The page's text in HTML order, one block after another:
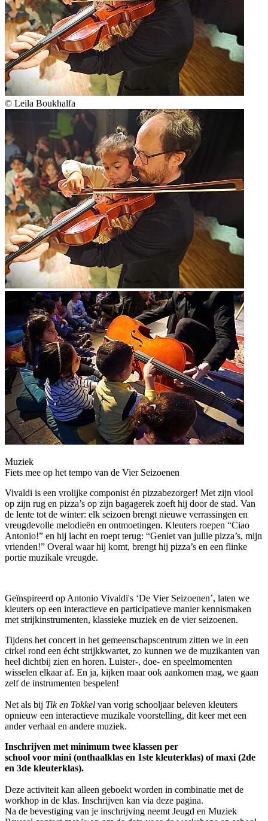
© Leila Boukhalfa
Muziek
Fiets mee op het tempo van de Vier Seizoenen
Vivaldi is een vrolijke componist én pizzabezorger! Met zijn viool
op zijn rug en pizza’s op zijn bagagerek zoeft hij door de stad. Van
de lente tot de winter: elk seizoen brengt nieuwe verrassingen en
vreugdevolle melodieën en ontmoetingen. Kleuters roepen “Ciao
Antonio!” en hij lacht en roept terug: “Geniet van jullie pizza’s, mijn
vrienden!” Overal waar hij komt, brengt hij pizza’s en een flinke
portie muzikale vreugde.
Geïnspireerd op Antonio Vivaldi's ‘De Vier Seizoenen’, laten we
kleuters op een interactieve en participatieve manier kennismaken
met strijkinstrumenten, klassieke muziek en de vier seizoenen.
Tijdens het concert in het gemeenschapscentrum zitten we in een
cirkel rond een écht strijkkwartet, zo kunnen we de muzikanten van
heel dichtbij zien en horen. Luister-, doe- en speelmomenten
wisselen elkaar af. En ja, kijken maar ook aankomen mag, we gaan
zelf de instrumenten bespelen!
Net als bij Tik en Tokkel van vorig schooljaar beleven kleuters
opnieuw een interactieve muzikale voorstelling, dit keer met een
ander verhaal en andere muziek.
Inschrijven met minimum twee klassen per
school voor mini (onthaalklas en 1ste kleuterklas) of maxi (2de
en 3de kleuterklas).
Deze activiteit kan alleen geboekt worden in combinatie met de
workhop in de klas. Inschrijven kan via deze pagina.
Na de bevestiging van je inschrijving neemt Jeugd en Muziek